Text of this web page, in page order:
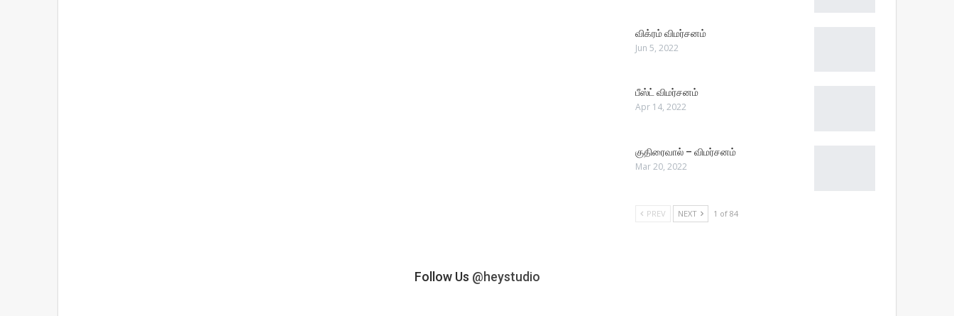
விக்ரம் விமர்சனம்
Jun 5, 2022
பீஸ்ட் விமர்சனம்
Apr 14, 2022
குதிரைவால் – விமர்சனம்
Mar 20, 2022
PREV NEXT 1 of 84
Follow Us @heystudio